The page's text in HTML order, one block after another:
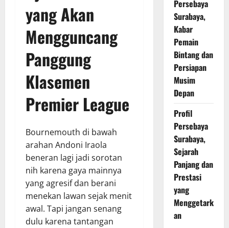
yang Akan
Mengguncang
Panggung
Klasemen
Premier League
Bournemouth di bawah
arahan Andoni Iraola
beneran lagi jadi sorotan
nih karena gaya mainnya
yang agresif dan berani
menekan lawan sejak menit
awal. Tapi jangan senang
dulu karena tantangan
Persebaya
Surabaya,
Kabar
Pemain
Bintang dan
Persiapan
Musim
Depan
Profil
Persebaya
Surabaya,
Sejarah
Panjang dan
Prestasi
yang
Menggetark
an